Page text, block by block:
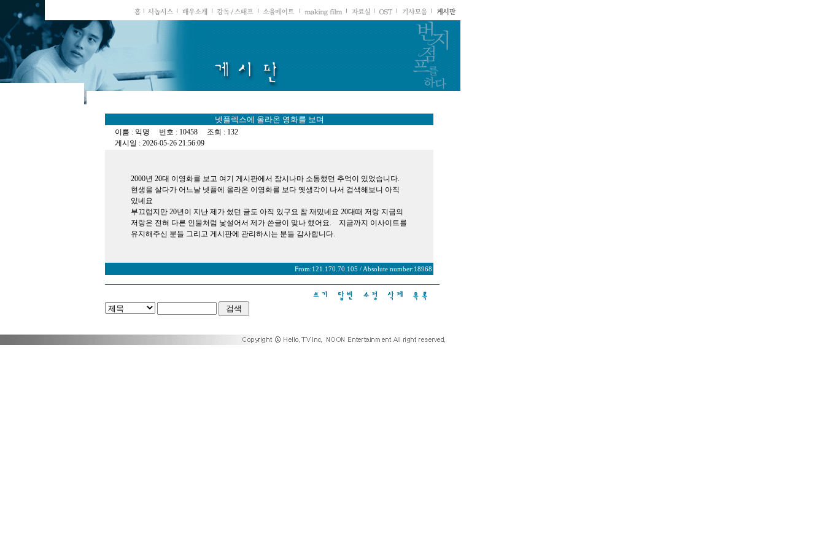
넷플렉스에 올라온 영화를 보며
이름 : 익명 번호 : 10458 조회 : 132
게시일 : 2026-05-26 21:56:09
2000년 20대 이영화를 보고 여기 게시판에서 잠시나마 소통했던 추억이 있었습니다.
현생을 살다가 어느날 넷플에 올라온 이영화를 보다 옛생각이 나서 검색해보니 아직
있네요
부끄럽지만 20년이 지난 제가 썼던 글도 아직 있구요 참 재밌네요 20대때 저랑 지금의
저랑은 전혀 다른 인물처럼 낯설어서 제가 쓴글이 맞나 했어요. 지금까지 이사이트를
유지해주신 분들 그리고 게시판에 관리하시는 분들 감사합니다.
From:121.170.70.105 / Absolute number:18968